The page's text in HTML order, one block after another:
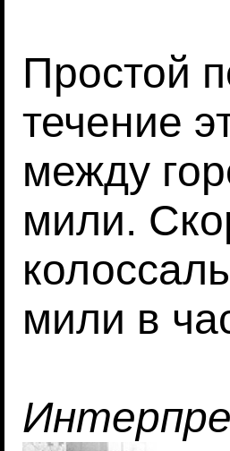
Простой
течение
между
мили.
мили в